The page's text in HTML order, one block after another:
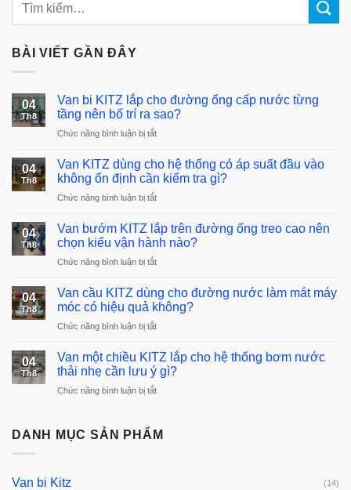
BÀI VIẾT GẦN ĐÂY
04
Th8
Van bi KITZ lắp cho đường ống cấp nước từng
tầng nên bố trí ra sao?
Chức năng bình luận bị tắtở
bi
KITZ
đường
ống
nước
tầng
nên
bố
ra
sao?
04
Th8
Van KITZ dùng cho hệ thống có áp suất đầu vào
không ổn định cần kiểm tra gì?
Chức năng bình luận bị tắtở
KITZ
dùng
thống
có
suất
vào
không
ổn
kiểm
04
Th8
Van bướm KITZ lắp trên đường ống treo cao nên
chọn kiểu vận hành nào?
Chức năng bình luận bị tắtở
bướm
KITZ
đường
ống
treo
cao
kiểu
04
Th8
Van cầu KITZ dùng cho đường nước làm mát máy
móc có hiệu quả không?
Chức năng bình luận bị tắtở
cầu
KITZ
nước
04
Th8
Van một chiều KITZ lắp cho hệ thống bơm nước
thải nhẹ cần lưu ý gì?
Chức năng bình luận bị tắtở
chiều
DANH MỤC SẢN PHẨM
Van bi Kitz (14)